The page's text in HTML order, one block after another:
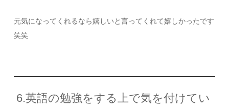
元気になってくれるなら嬉しいと言ってくれて嬉しかったです
笑笑
6.英語の勉強をする上で気を付けてい